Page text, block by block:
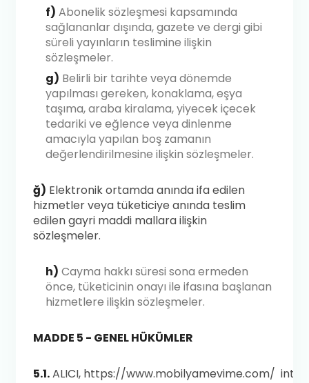
f) Abonelik sözleşmesi kapsamında
sağlananlar dışında, gazete ve dergi gibi
süreli yayınların teslimine ilişkin
sözleşmeler.
g) Belirli bir tarihte veya dönemde
yapılması gereken, konaklama, eşya
taşıma, araba kiralama, yiyecek içecek
tedariki ve eğlence veya dinlenme
amacıyla yapılan boş zamanın
değerlendirilmesine ilişkin sözleşmeler.
ğ) Elektronik ortamda anında ifa edilen
hizmetler veya tüketiciye anında teslim
edilen gayri maddi mallara ilişkin
sözleşmeler.
h) Cayma hakkı süresi sona ermeden
önce, tüketicinin onayı ile ifasına başlanan
hizmetlere ilişkin sözleşmeler.
MADDE 5 - GENEL HÜKÜMLER
5.1.ALICI, https://www.mobilyamevime.com/